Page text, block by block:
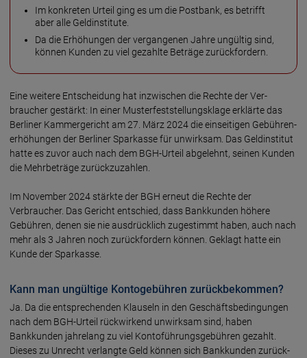
Im konkre­ten Urteil ging es um die Post­bank, es betrifft
aber alle Geld­institute.
Da die Erhö­hungen der vergan­genen Jahre ungül­tig sind,
können Kunden zu viel gezahl­te Beträ­ge zurückfordern.
Eine weitere Entscheidung hat inzwischen die Rechte der Ver­
braucher gestärkt: In einer Muster­fest­stellungs­klage erklärte das
Berliner Kammer­gericht am 27. März 2024 die ein­seitigen Gebühren­
erhöhungen der Berliner Sparkasse für unwirksam. Das Geld­institut
hatte es zuvor auch nach dem BGH-Urteil abgelehnt, seinen Kunden
die Mehr­beträge zurückzu­zahlen.
Im November 2024 stärkte der BGH erneut die Rechte der
Verbraucher. Das Gericht entschied, dass Bankkunden höhere
Gebühren, denen sie nie ausdrücklich zugestimmt haben, auch nach
mehr als 3 Jahren noch zurückfordern können. Geklagt hatte ein
Kunde der Sparkasse.
Kann man ungültige Kontogebühren zurückbekommen?
Ja. Da die entsprechenden Klauseln in den Geschäfts­bedin­gungen
nach dem BGH-Urteil rückwir­kend unwirk­sam sind, haben
Bankkunden jahre­lang zu viel Konto­führungs­gebühren gezahlt.
Dieses zu Unrecht ver­langte Geld können sich Bank­kunden zurück­